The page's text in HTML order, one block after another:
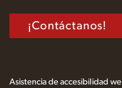
¡Contáctanos!
Asistencia de accesibilidad